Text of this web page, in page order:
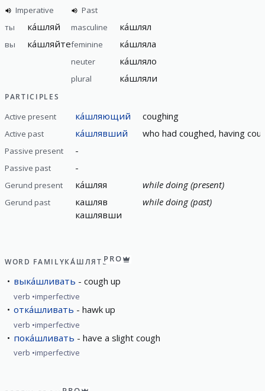
Imperative
ты
ка́шляй
вы ка́шляйте
Past
masculine
ка́шлял
feminine ка́шляла
neuter ка́шляло
plural ка́шляли
PARTICIPLES
Active present ка́шляющий coughing
Active past ка́шлявший who had coughed, having
Passive present -
Passive past -
Gerund present ка́шляя while doing (present)
Gerund past
кашляв
кашлявши
while doing (past)
WORD FAMILYКА́ШЛЯТЬPRO
выка́шливать cough up
verb imperfective
отка́шливать hawk up
verb imperfective
пока́шливать have a slight cough
verb imperfective